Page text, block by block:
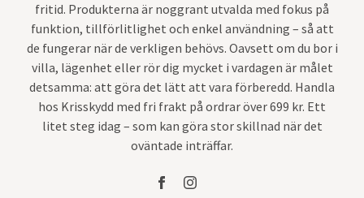
fritid. Produkterna är noggrant utvalda med fokus på
funktion, tillförlitlighet och enkel användning – så att
de fungerar när de verkligen behövs. Oavsett om du bor i
villa, lägenhet eller rör dig mycket i vardagen är målet
detsamma: att göra det lätt att vara förberedd. Handla
hos Krisskydd med fri frakt på ordrar över 699 kr. Ett
litet steg idag – som kan göra stor skillnad när det
oväntade inträffar.